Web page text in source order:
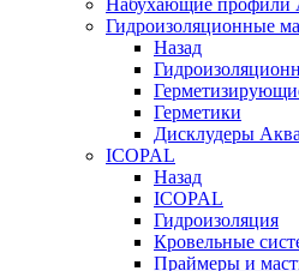
Набухающие профили
Гидроизоляционные
Назад
Герметики
Дисклудеры
ICOPAL
Назад
ICOPAL
Гидроизоляция
Кровельные
Праймеры и